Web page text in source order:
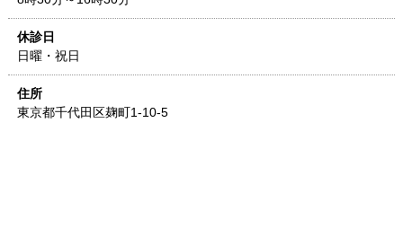
休診日
日曜・祝日
住所
東京都千代田区麹町1-10-5